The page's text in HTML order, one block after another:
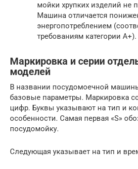
мойки хрупких изделий не
Машина отличается
энергопотреблением
требованиям категории А+).
Маркировка и серии
моделей
В названии посудомоечной
базовые параметры. Маркировка
цифр. Буквы указывают на тип и
особенности. Самая первая «S»
посудомойку.
Следующая указывает на тип и